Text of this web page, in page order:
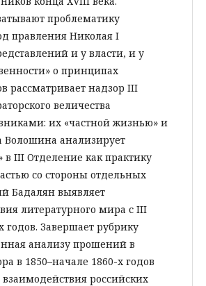
проблематику
правления Николая I
и у власти, и у
о принципах
рассматривает надзор III
величества
их «частной жизнью» и
анализирует
в III Отделение как практику
со стороны отдельных
Бадалян выявляет
литературного мира с III
Завершает рубрику
анализу прошений в
в 1850–начале 1860-х годов
российских